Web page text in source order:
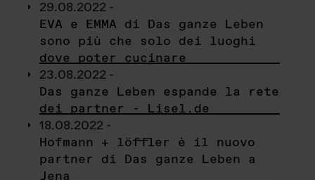
29.08.2022 -
EVA e EMMA di Das ganze Leben
sono più che solo dei luoghi
dove poter cucinare
23.08.2022 -
Das ganze Leben espande la rete
dei partner - Lisel.de
18.08.2022 -
Hofmann + löffler è il nuovo
partner di Das ganze Leben a
Jena